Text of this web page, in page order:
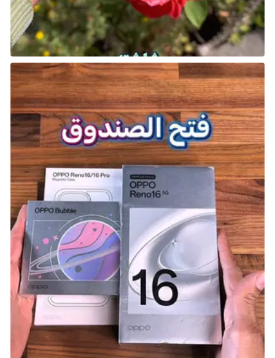
الملعب ليشمل إدارة حياة اللاعب الشخصية لضمان بقائه
في أفضل حالة. كما يمكن نقل اللاعب من College
Football 25 إلى Madden NFL، مما يسمح بمواصلة الرحلة
بسلاسة في عالم كرة القدم الأمريكية.
ESPN NFL 2K5
لعبة كلاسيكية لا زالت حية بفضل مجتمع
التعديلات
المنصات: PlayStation 2، Xbox
المطور: Visual Concepts
تاريخ الإصدار: 20 يونيو 2004
النوع: رياضة